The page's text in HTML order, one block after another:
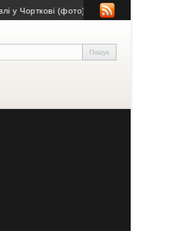
(фото) • Псевдобанкір ошукав